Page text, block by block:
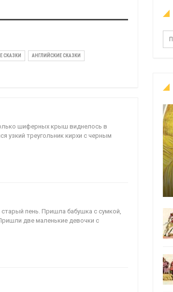
СКАЗКИ АНГЛИЙСКИЕ СКАЗКИ
шиферных крыш виднелось в
узкий треугольник кирхи с черным
пень. Пришла бабушка с сумкой,
две маленькие девочки с